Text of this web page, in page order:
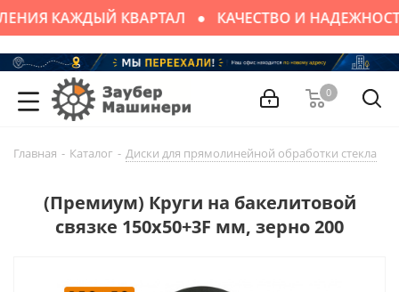
КАЖДЫЙ КВАРТАЛ КАЧЕСТВО И
0
Главная - Каталог - Диски для прямолинейной обработки стекла
(Премиум) Круги на бакелитовой
связке 150х50+3F мм, зерно 200